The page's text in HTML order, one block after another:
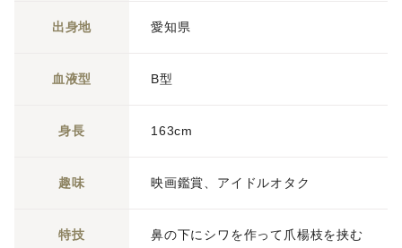
出身地 愛知県
血液型 B型
身長 163cm
趣味 映画鑑賞、アイドルオタク
特技
鼻の下にシワを作って爪楊枝を挟む